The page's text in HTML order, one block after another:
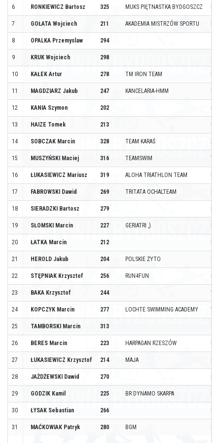
6 RONKIEWICZ Bartosz 325 MUKS PIĘTNASTKA BYDGOSZCZ
7 GOŁATA Wojciech 211 AKADEMIA MISTRZÓW SPORTU
8 OPALKA Przemyslaw 294
9 KRUK Wojciech 298
10 KAŁEK Artur 278 TM IRON TEAM
11 MAGDZIARZ Jakub 247 KANCELARIA-HMM
12 KANIA Szymon 202
13 HAIZE Tomek 213
14 SOBCZAK Marcin 328 TEAM KARAŚ
15 MUSZYŃSKI Maciej 316 TEAMSWIM
16 ŁUKASIEWICZ Mariusz 319 ALOHA TRIATHLON TEAM
17 FABROWSKI Dawid 269 TRITATA OCHALTEAM
18 SIERADZKI Bartosz 279
19 SŁOMSKI Marcin 227 GERIATRI ,)
20 ŁATKA Marcin 212
21 HEROLD Jakub 204 POLSKIE ŻYTO
22 STĘPNIAK Krzysztof 256 RUN4FUN
23 BAKA Krzysztof 244
24 KOPCZYK Marcin 277 LOCHTE SWIMMING ACADEMY
25 TAMBORSKI Marcin 313
26 BERES Marcin 223 HARPAGAN RZESZÓW
27 ŁUKASIEWICZ Krzysztof 214 MAJA
28 JAŻDŻEWSKI Dawid 270
29 GODZIK Kamil 225 BR DYNAMO SKARPA
30 ŁYSAK Sebastian 266
31 MAĆKOWIAK Patryk 280 BGM